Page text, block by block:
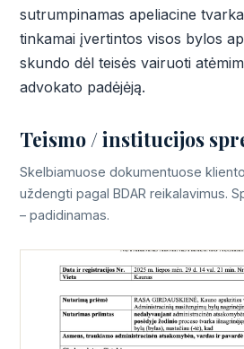
sutrumpinamas apeliacine
tinkamai įvertintos visos bylos
skundo dėl teisės vairuoti
advokato padėjėją.
Teismo / institucijos
Skelbiamuose dokumentuose
uždengti pagal BDAR reikalavimus.
– padidinamas.